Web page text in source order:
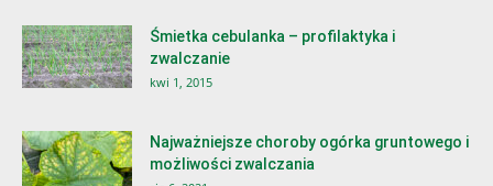
Śmietka cebulanka – profilaktyka i
zwalczanie
kwi 1, 2015
Najważniejsze choroby ogórka gruntowego i
możliwości zwalczania